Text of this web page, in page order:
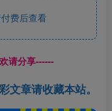
费后查看
请分享------
文章请收藏本站。